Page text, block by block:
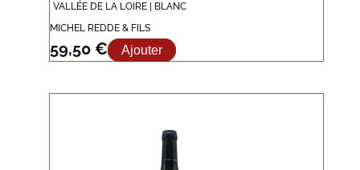
VALLÉE DE LA LOIRE | BLANC
MICHEL REDDE & FILS
59,50 € Ajouter